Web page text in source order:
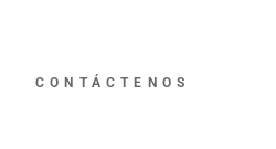
CONTÁCTENOS